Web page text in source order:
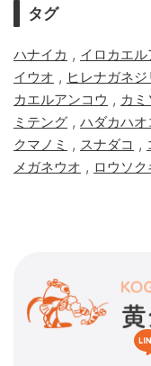
タグ
ハナイカ , イロカエル
イウオ , ヒレナガネ
カエルアンコウ , カ
ミテング , ハダカハオ
クマノミ , スナダコ ,
メガネウオ , ロウソ